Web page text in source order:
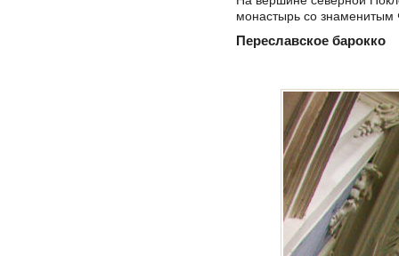
монастырь со знаменитым
Переславское барокко